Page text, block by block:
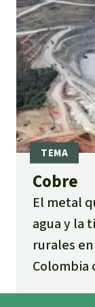
Cobre
El metal
agua y la
rurales
Colombia